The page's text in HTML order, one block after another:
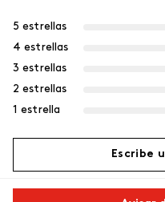
5 estrellas
4 estrellas
3 estrellas
2 estrellas
1 estrella
Escribe